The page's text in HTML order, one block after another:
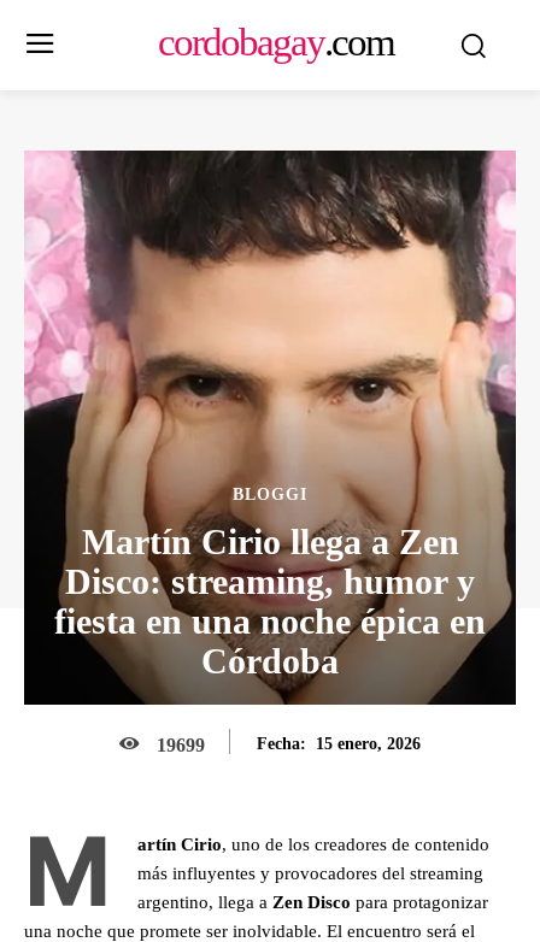
cordobagay.com
BLOGGI
Martín Cirio llega a Zen
Disco: streaming, humor y
fiesta en una noche épica en
Córdoba
19699 Fecha: 15 enero, 2026
M artín Cirio, uno de los creadores de contenido
más influyentes y provocadores del streaming
argentino, llega a Zen Disco para protagonizar
una noche que promete ser inolvidable. El encuentro será el